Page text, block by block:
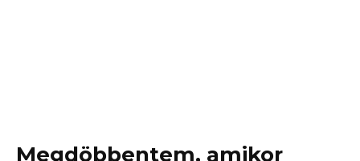
Megdöbbentem, amikor